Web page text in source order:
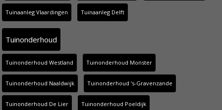
Tuinaanleg Vlaardingen Tuinaanleg Delft
Tuinonderhoud
Tuinonderhoud Westland Tuinonderhoud Monster
Tuinonderhoud Naaldwijk Tuinonderhoud ‘s-Gravenzande
Tuinonderhoud De Lier Tuinonderhoud Poeldijk